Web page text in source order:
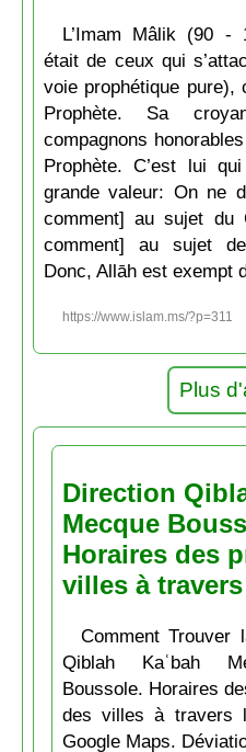
L’Imam Mâlik (90 -
était de ceux qui
voie prophétique
Prophète. Sa
compagnons
Prophète. C’est lui
grande valeur: On ne
comment] au sujet
comment] au sujet
Donc, Allāh est exempt
https://www.islam.ms/?p=311
Plus
Direction
Mecque
Horaires des
villes à
Comment Trouver
Qiblah Kaʿbah
Boussole. Horaires
des villes à travers
Google Maps.